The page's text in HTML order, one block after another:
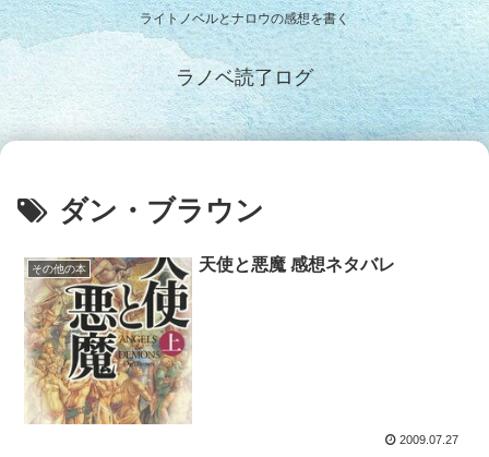
ライトノベルとナロウの感想を書く
ラノベ読了ログ
ダン・ブラウン
その他の本 天使と悪魔 感想ネタバレ
2009.07.27